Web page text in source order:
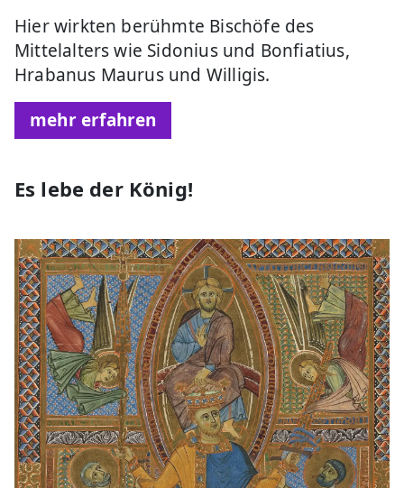
Hier wirkten berühmte Bischöfe des
Mittelalters wie Sidonius und Bonfiatius,
Hrabanus Maurus und Willigis.
mehr erfahren
Es lebe der König!